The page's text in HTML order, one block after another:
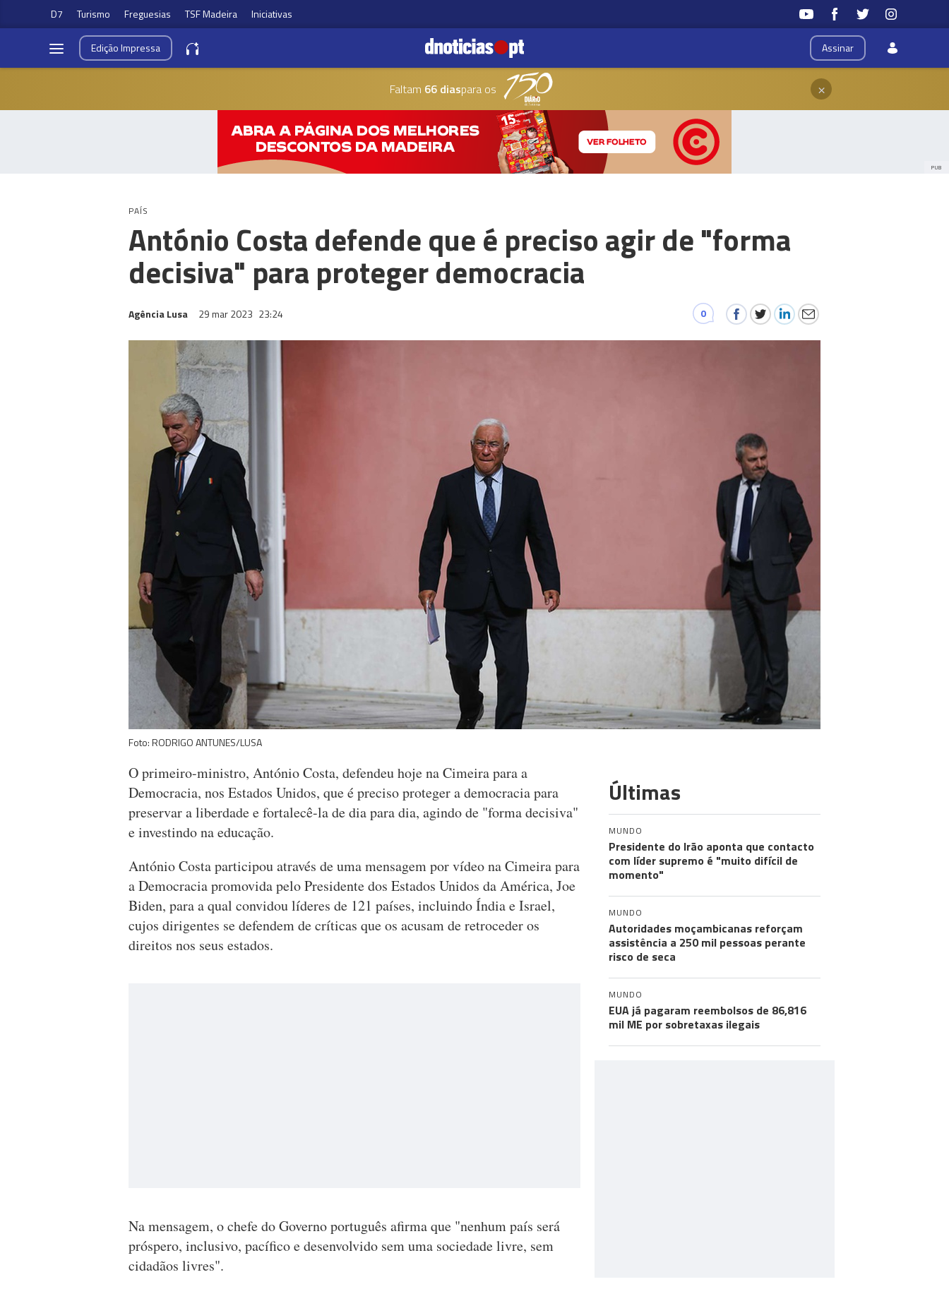
D7 Turismo Freguesias TSF Madeira Iniciativas
Assinar
EdiçãoImpressa
Faltam 66 diaspara os ×
PUB
PAÍS
António Costa defende que é preciso agir de "forma
decisiva" para proteger democracia
Agência Lusa 29 mar 2023 23:24 0
Foto: RODRIGO ANTUNES/LUSA
O primeiro-ministro, António Costa, defendeu hoje na Cimeira para a
Democracia, nos Estados Unidos, que é preciso proteger a democracia para
preservar a liberdade e fortalecê-la de dia para dia, agindo de "forma decisiva"
e investindo na educação.
António Costa participou através de uma mensagem por vídeo na Cimeira para
a Democracia promovida pelo Presidente dos Estados Unidos da América, Joe
Biden, para a qual convidou líderes de 121 países, incluindo Índia e Israel,
cujos dirigentes se defendem de críticas que os acusam de retroceder os
direitos nos seus estados.
Na mensagem, o chefe do Governo português afirma que "nenhum país será
próspero, inclusivo, pacífico e desenvolvido sem uma sociedade livre, sem
cidadãos livres".
Últimas
MUNDO
Presidente do Irão aponta que contacto
com líder supremo é "muito difícil de
momento"
MUNDO
Autoridades moçambicanas reforçam
assistência a 250 mil pessoas perante
risco de seca
MUNDO
EUA já pagaram reembolsos de 86,816
mil ME por sobretaxas ilegais